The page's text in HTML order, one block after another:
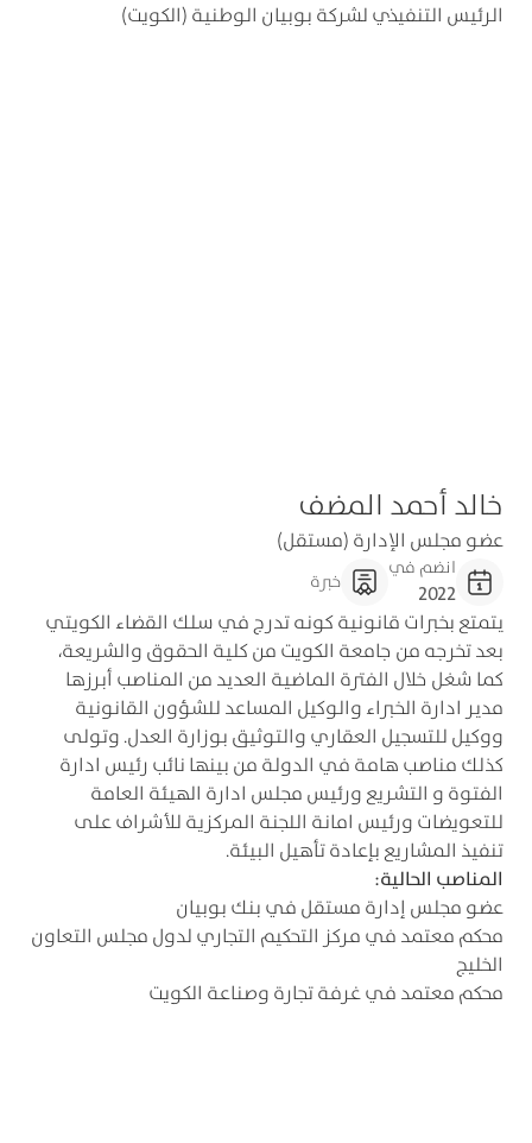
الرئيس التنفيذي لشركة بوبيان الوطنية (الكويت)
خالد أحمد المضف
عضو مجلس الإدارة (مستقل)
انضم في
2022 خبرة
يتمتع بخبرات قانونية كونه تدرج في سلك القضاء الكويتي
بعد تخرجه من جامعة الكويت من كلية الحقوق والشريعة،
كما شغل خلال الفترة الماضية العديد من المناصب أبرزها
مدير ادارة الخبراء والوكيل المساعد للشؤون القانونية
ووكيل للتسجيل العقاري والتوثيق بوزارة العدل. وتولى
كذلك مناصب هامة في الدولة من بينها نائب رئيس ادارة
الفتوة و التشريع ورئيس مجلس ادارة الهيئة العامة
للتعويضات ورئيس امانة اللجنة المركزية للأشراف على
تنفيذ المشاريع بإعادة تأهيل البيئة.
المناصب الحالية:
عضو مجلس إدارة مستقل في بنك بوبيان
محكم معتمد في مركز التحكيم التجاري لدول مجلس التعاون
الخليج
محكم معتمد في غرفة تجارة وصناعة الكويت